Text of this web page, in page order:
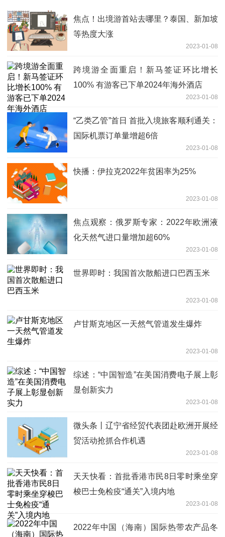
焦点！出境游首站去哪里？泰国、新加坡
等热度大涨
2023-01-08
跨境游全面重启！新马签证环比增长
100% 有游客已下单2024年海外酒店
2023-01-08
“乙类乙管”首日 首批入境旅客顺利通关：
国际机票订单量增超6倍
2023-01-08
快播：伊拉克2022年贫困率为25%
2023-01-08
焦点观察：俄罗斯专家：2022年欧洲液
化天然气进口量增加超60%
2023-01-08
世界即时：我国首次散船进口巴西玉米
2023-01-08
卢甘斯克地区一天然气管道发生爆炸
2023-01-08
综述：“中国智造”在美国消费电子展上彰
显创新实力
2023-01-08
微头条丨辽宁省经贸代表团赴欧洲开展经
贸活动抢抓合作机遇
2023-01-08
天天快看：首批香港市民8日零时乘坐穿
梭巴士免检疫“通关”入境内地
2023-01-08
2022年中国（海南）国际热带农产品冬